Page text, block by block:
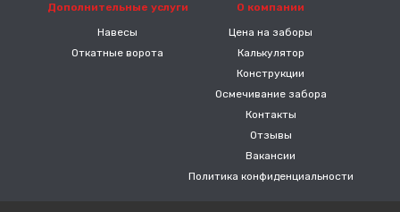
Дополнительные услуги
Навесы
Откатные ворота
О компании
Цена на заборы
Калькулятор
Конструкции
Осмечивание забора
Контакты
Отзывы
Вакансии
Политика конфиденциальности